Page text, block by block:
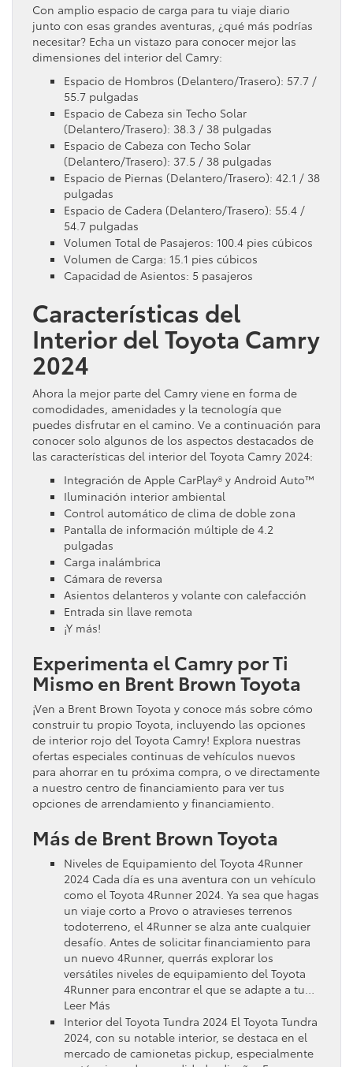
Con amplio espacio de carga para tu viaje diario
junto con esas grandes aventuras, ¿qué más podrías
necesitar? Echa un vistazo para conocer mejor las
dimensiones del interior del Camry:
Espacio de Hombros (Delantero/Trasero): 57.7 /
55.7 pulgadas
Espacio de Cabeza sin Techo Solar
(Delantero/Trasero): 38.3 / 38 pulgadas
Espacio de Cabeza con Techo Solar
(Delantero/Trasero): 37.5 / 38 pulgadas
Espacio de Piernas (Delantero/Trasero): 42.1 / 38
pulgadas
Espacio de Cadera (Delantero/Trasero): 55.4 /
54.7 pulgadas
Volumen Total de Pasajeros: 100.4 pies cúbicos
Volumen de Carga: 15.1 pies cúbicos
Capacidad de Asientos: 5 pasajeros
Características del
Interior del Toyota Camry
2024
Ahora la mejor parte del Camry viene en forma de
comodidades, amenidades y la tecnología que
puedes disfrutar en el camino. Ve a continuación para
conocer solo algunos de los aspectos destacados de
las características del interior del Toyota Camry 2024:
Integración de Apple CarPlay® y Android Auto™
Iluminación interior ambiental
Control automático de clima de doble zona
Pantalla de información múltiple de 4.2
pulgadas
Carga inalámbrica
Cámara de reversa
Asientos delanteros y volante con calefacción
Entrada sin llave remota
¡Y más!
Experimenta el Camry por Ti
Mismo en Brent Brown Toyota
¡Ven a Brent Brown Toyota y conoce más sobre cómo
construir tu propio Toyota, incluyendo las opciones
de interior rojo del Toyota Camry! Explora nuestras
ofertas especiales continuas de vehículos nuevos
para ahorrar en tu próxima compra, o ve directamente
a nuestro centro de financiamiento para ver tus
opciones de arrendamiento y financiamiento.
Más de Brent Brown Toyota
Niveles de Equipamiento del Toyota 4Runner
2024 Cada día es una aventura con un vehículo
como el Toyota 4Runner 2024. Ya sea que hagas
un viaje corto a Provo o atravieses terrenos
todoterreno, el 4Runner se alza ante cualquier
desafío. Antes de solicitar financiamiento para
un nuevo 4Runner, querrás explorar los
versátiles niveles de equipamiento del Toyota
4Runner para encontrar el que se adapte a tu…
Leer Más
Interior del Toyota Tundra 2024 El Toyota Tundra
2024, con su notable interior, se destaca en el
mercado de camionetas pickup, especialmente